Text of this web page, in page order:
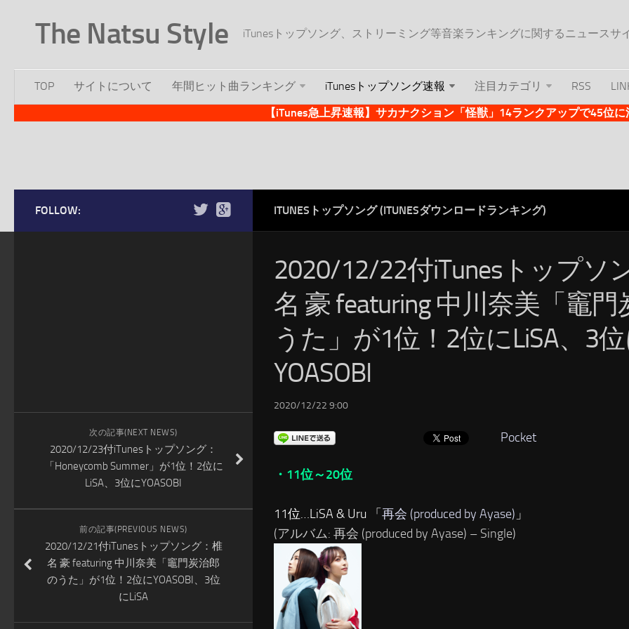
The Natsu Style iTunesトップソング、ストリーミング等音楽ランキングに関するニュースサ
TOP サイトについて 年間ヒット曲ランキング iTunesトップソング速報 注目カテゴリ RSS
【iTunes急上昇速報】サカナクション「怪獣」14ランクアップで45位に
ITUNESトップソング (ITUNESダウンロードランキング)
2020/12/22付iTunesトップソ
名 豪 featuring 中川奈美「竈
うた」が1位！2位にLiSA、3
YOASOBI
2020/12/22 9:00
Pocket
・11位～20位
11位…LiSA & Uru 「 再会 (produced by Ayase) 」
(アルバム: 再会 (produced by Ayase) – Single)
FOLLOW:
次の記事(NEXT NEWS)
2020/12/23付iTunesトップソング：
「Honeycomb Summer」が1位！2位に
LiSA、3位にYOASOBI
前の記事(PREVIOUS NEWS)
2020/12/21付iTunesトップソング：椎
名 豪 featuring 中川奈美「竈門炭治郎
のうた」が1位！2位にYOASOBI、3位
にLiSA